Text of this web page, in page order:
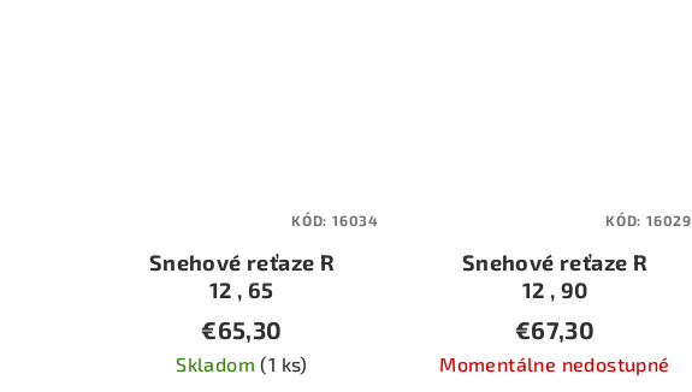
Snehové reťaze R
12 , 65
€65,30
Skladom(1 ks)
KÓD: 16034
Snehové reťaze R
12 , 90
€67,30
Momentálne nedostupné
KÓD: 16029